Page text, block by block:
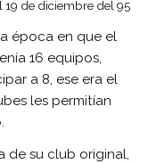
19 de diciembre del 95
época en que el
16 equipos,
a 8, ese era el
les permitían
de su club original,